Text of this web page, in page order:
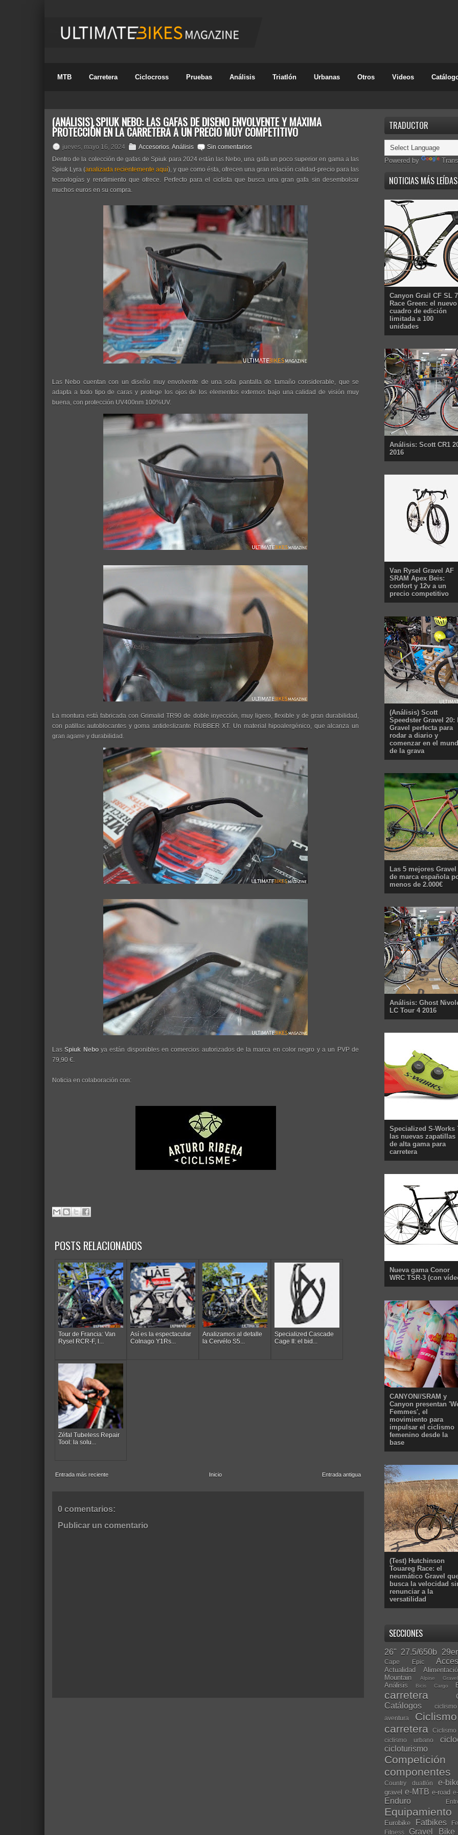
MTB Carretera Ciclocross Pruebas Análisis Triatlón Urbanas Otros Videos
(ANÁLISIS) SPIUK NEBO: LAS GAFAS DE DISEÑO ENVOLVENTE Y MÁXIMA
PROTECCIÓN EN LA CARRETERA A UN PRECIO MUY COMPETITIVO
jueves, mayo 16, 2024 Accesorios, Análisis
Sin comentarios
Dentro de la colección de gafas de Spiuk para 2024 están las Nebo, una gafa un poco superior en gama a las
Spiuk Lyra (analizada recientemente aquí), y que como ésta, ofrecen una gran relación calidad-precio para las
tecnologías y rendimiento que ofrece. Perfecto para el ciclista que busca una gran gafa sin desembolsar
muchos euros en su compra.
Las Nebo cuentan con un diseño muy envolvente de una sola pantalla de tamaño considerable, que se
adapta a todo tipo de caras y protege los ojos de los elementos externos bajo una calidad de visión muy
buena, con protección UV400nm 100%UV.
La montura está fabricada con Grimalid TR90 de doble inyección, muy ligero, flexible y de gran durabilidad,
con patillas autoblocantes y goma antideslizante RUBBER XT. Un material hipoalergénico, que alcanza un
gran agarre y durabilidad.
LasSpiuk Neboya están disponibles en comercios autorizados de la marca en color negro y a un PVP de
79,90 €.
Noticia en colaboración con:
POSTS RELACIONADOS
Tour de Francia: Van
Rysel RCR-F, l...
Así es la espectacular
Colnago Y1Rs...
Analizamos al detalle
la Cervélo S5...
Specialized Cascade
Cage II: el bid...
Zéfal Tubeless Repair
Tool: la solu...
Entrada más reciente Entrada antigua
Inicio
0 comentarios:
Publicar un comentario
TRADUCTOR
Powered by
NOTICIAS MÁS LEÍDAS
Canyon Grail CF SL 7
Race Green: el nuevo
cuadro de edición
limitada a 100
unidades
Análisis: Scott CR1
2016
Van Rysel Gravel AF
SRAM Apex Beis:
confort y 12v a un
precio competitivo
(Análisis) Scott
Speedster Gravel 20:
Gravel perfecta para
rodar a diario y
comenzar en el
de la grava
Las 5 mejores Gravel
de marca española
menos de 2.000€
Análisis: Ghost
LC Tour 4 2016
Specialized S-Works
las nuevas zapatillas
de alta gama para
carretera
Nueva gama Conor
WRC TSR-3 (con
CANYON//SRAM y
Canyon presentan
Femmes', el
movimiento para
impulsar el ciclismo
femenino desde la
base
(Test) Hutchinson
Touareg Race: el
neumático Gravel
busca la velocidad
renunciar a la
versatilidad
SECCIONES
26" 27.5/650b 29er
Cape Epic
Actualidad
Mountain
Alpine
Análisis Bicis Cargo
carretera
Catálogos
aventura
carretera
Ciclismo
ciclismo urbano
cicloturismo
Competición
componentes
Country duatlón e-
gravel e-MTB e-road
Enduro
Equipamiento
Eurobike Fatbikes
Fitness
Gravel Bike